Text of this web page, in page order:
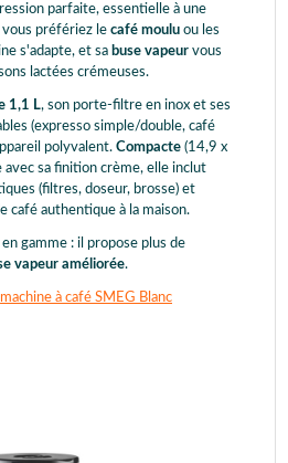
parfaite, essentielle à une
vous préfériez le café moulu ou les
s'adapte, et sa buse vapeur vous
lactées crémeuses.
1,1 L, son porte-filtre en inox et ses
(expresso simple/double, café
polyvalent. Compacte (14,9 x
sa finition crème, elle inclut
(filtres, doseur, brosse) et
café authentique à la maison.
gamme : il propose plus de
vapeur améliorée.
machine à café SMEG Blanc